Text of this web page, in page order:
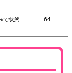
で状態
64